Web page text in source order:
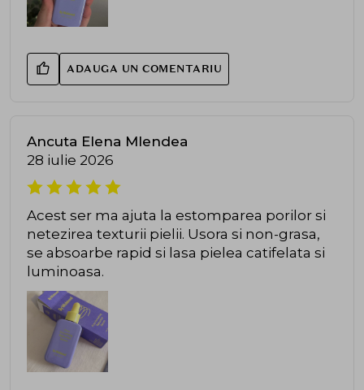
ADAUGA UN COMENTARIU
Ancuta Elena Mlendea
28 iulie 2026
Acest ser ma ajuta la estomparea porilor si
netezirea texturii pielii. Usora si non-grasa,
se absoarbe rapid si lasa pielea catifelata si
luminoasa.